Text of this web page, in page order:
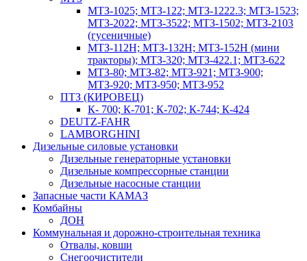
МТЗ-1025; МТЗ-122; МТЗ-1222.3; МТЗ-1523;
МТЗ-2022; МТЗ-3522; МТЗ-1502; МТЗ-2103
(гусеничные)
МТЗ-112Н; МТЗ-132Н; МТЗ-152Н (мини
тракторы); МТЗ-320; МТЗ-422.1; МТЗ-622
МТЗ-80; МТЗ-82; МТЗ-921; МТЗ-900;
МТЗ-920; МТЗ-950; МТЗ-952
ПТЗ (КИРОВЕЦ)
К- 700; К-701; К-702; К-744; К-424
DEUTZ-FAHR
LAMBORGHINI
Дизельные силовые установки
Дизельные генераторные установки
Дизельные компрессорные станции
Дизельные насосные станции
Запасные части КАМАЗ
Комбайны
ДОН
Коммунальная и дорожно-строительная техника
Отвалы, ковши
Снегоочистители